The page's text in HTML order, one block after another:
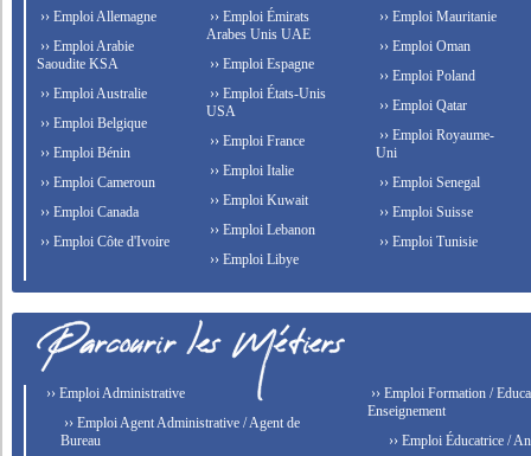
›› Emploi Allemagne
›› Emploi Arabie
Saoudite KSA
›› Emploi Australie
›› Emploi Belgique
›› Emploi Bénin
›› Emploi Cameroun
›› Emploi Canada
›› Emploi Côte d'Ivoire
›› Emploi Émirats
Arabes Unis UAE
›› Emploi Espagne
›› Emploi États-Unis
USA
›› Emploi France
›› Emploi Italie
›› Emploi Kuwait
›› Emploi Lebanon
›› Emploi Libye
›› Emploi Mauritanie
›› Emploi Oman
›› Emploi Poland
›› Emploi Qatar
›› Emploi Royaume-
Uni
›› Emploi Senegal
›› Emploi Suisse
›› Emploi Tunisie
›› Emploi Administrative
›› Emploi Agent Administrative / Agent de
Bureau
›› Emploi Formation /
Enseignement
›› Emploi Éducatrice /